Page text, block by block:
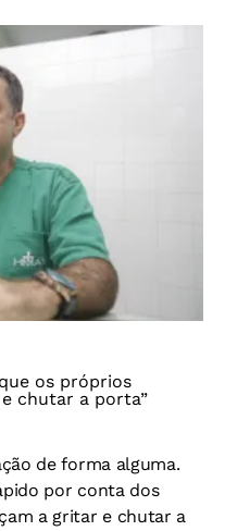
os próprios
chutar a porta”
de forma alguma.
por conta dos
a gritar e chutar a